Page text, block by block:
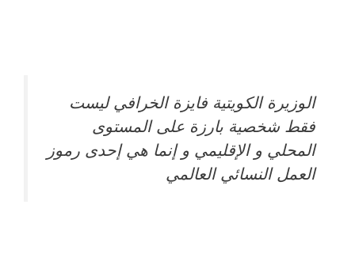
الوزيرة الكويتية فايزة الخرافي ليست
فقط شخصية بارزة على المستوى
المحلي و الإقليمي و إنما هي إحدى رموز
العمل النسائي العالمي